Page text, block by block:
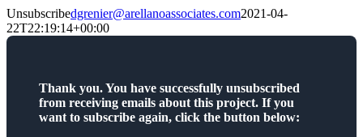
Skip
to
content
Unsubscribedgrenier@arellanoassociates.com2021-04-
22T22:19:14+00:00
Thank you. You have successfully unsubscribed
from receiving emails about this project. If you
want to subscribe again, click the button below: